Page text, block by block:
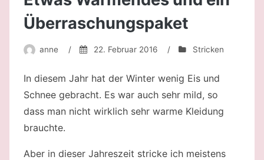
Überraschungspaket
anne / 22. Februar 2016 / Stricken
In diesem Jahr hat der Winter wenig Eis und
Schnee gebracht. Es war auch sehr mild, so
dass man nicht wirklich sehr warme Kleidung
brauchte.
Aber in dieser Jahreszeit stricke ich meistens